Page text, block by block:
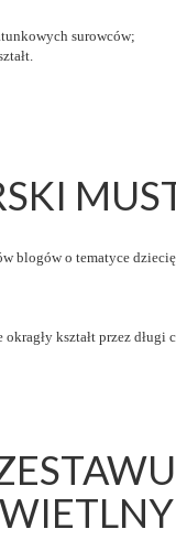
surowców;
blogów o tematyce
kształt przez długi